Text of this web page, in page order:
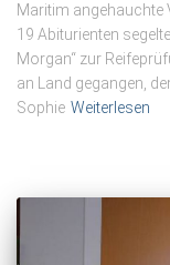
Maritim angehauchte
19 Abiturienten
Morgan“ zur
an Land gegangen,
Sophie Weiterlesen